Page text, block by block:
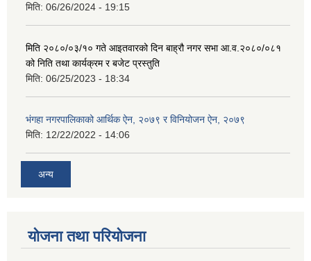
मिति: 06/26/2024 - 19:15
मिति २०८०/०३/१० गते आइतवारको दिन बाह्रौ नगर सभा आ.व.२०८०/०८१
को निति तथा कार्यक्रम र बजेट प्रस्तुति
मिति: 06/25/2023 - 18:34
भंगहा नगरपालिकाको आर्थिक ऐन, २०७९ र विनियोजन ऐन, २०७९
मिति: 12/22/2022 - 14:06
अन्य
योजना तथा परियोजना